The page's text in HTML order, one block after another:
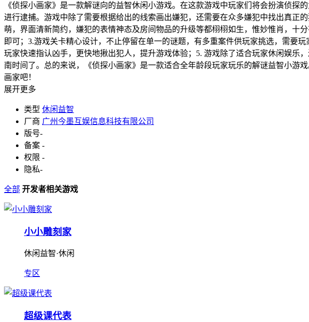
《侦探小画家》是一款解谜向的益智休闲小游戏。在这款游戏中玩家们将会扮演侦
进行逮捕。游戏中除了需要根据给出的线索画出嫌犯，还需要在众多嫌犯中找出真正
萌，界面清新简约，嫌犯的表情神态及房间物品的升级等都栩栩如生，惟妙惟肖，十
即可；3.游戏关卡精心设计，不止停留在单一的谜题，有多重案件供玩家挑选，需要
玩家快速指认凶手，更快地揪出犯人，提升游戏体验；5. 游戏除了适合玩家休闲娱乐
南时间了。总的来说，《侦探小画家》是一款适合全年龄段玩家玩乐的解谜益智小游
画家吧！
展开更多
类型 休闲益智
厂商 广州今墨互娱信息科技有限公司
版号-
备案 -
权限 -
隐私-
全部 开发者相关游戏
小小雕刻家
休闲益智·休闲
专区
超级课代表